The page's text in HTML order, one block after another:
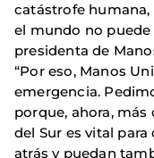
catástrofe
el mundo no puede
presidenta de
“Por eso, Manos
emergencia.
porque, ahora, más
del Sur es vital
atrás y puedan